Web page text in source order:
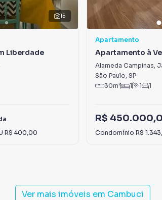
15
Liberdade
R$ 400,00
Apartamento
Apartamento à
Alameda Campinas,
São Paulo, SP
30m² 1 1 1
R$
Condomínio R$
Ver mais imóveis em Cambuci